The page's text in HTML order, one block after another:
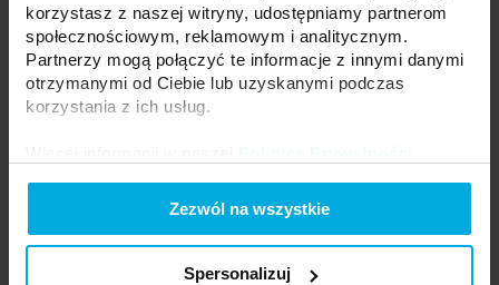
korzystasz z naszej witryny, udostępniamy partnerom
społecznościowym, reklamowym i analitycznym.
Partnerzy mogą połączyć te informacje z innymi danymi
otrzymanymi od Ciebie lub uzyskanymi podczas
korzystania z ich usług.
Zezwól na wszystkie
Spersonalizuj